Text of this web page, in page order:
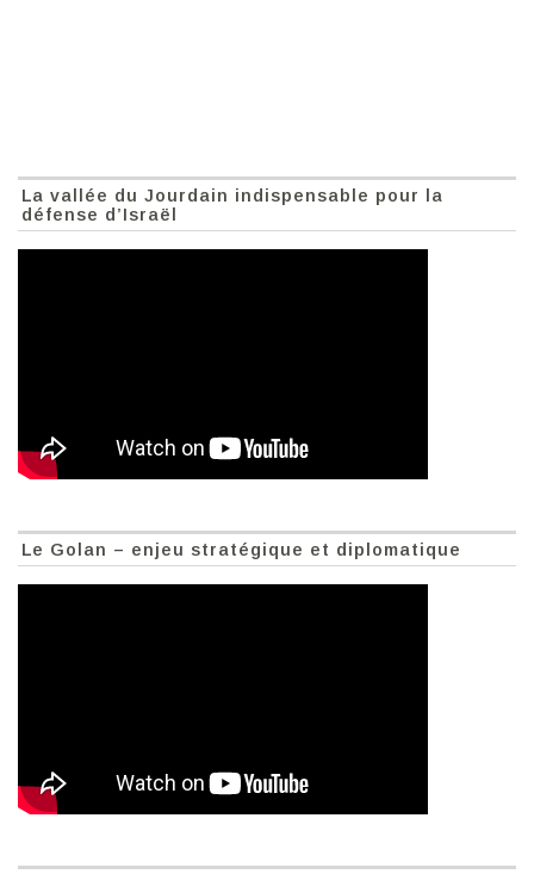
La vallée du Jourdain indispensable pour la
défense d’Israël
Le Golan – enjeu stratégique et diplomatique